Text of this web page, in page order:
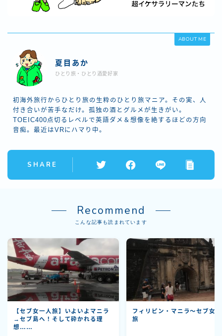
ABOUT ME
夏目あか
ひとり旅・ひとり酒愛好家
初海外旅行からひとり旅の生粋のひとり旅マニア。その実、人
付き合いが苦手なだけ。孤独の酒とグルメが生きがい。
TOEIC400点切るレベルで英語ダメ＆想像を絶するほどの方向
音痴。最近はVRにハマり中。
SHARE
Recommend
こんな記事も読まれています
【セブ女一人旅】いよいよマニラ
→セブ島へ！そして砕かれる理
想……
フィリピン・マニラ～セブ女
旅